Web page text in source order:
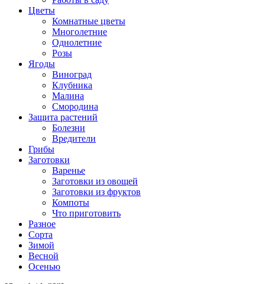
Цветы
Комнатные цветы
Многолетние
Однолетние
Розы
Ягоды
Виноград
Клубника
Малина
Смородина
Защита растений
Болезни
Вредители
Грибы
Заготовки
Варенье
Заготовки из овощей
Заготовки из фруктов
Компоты
Что приготовить
Разное
Сорта
Зимой
Весной
Осенью